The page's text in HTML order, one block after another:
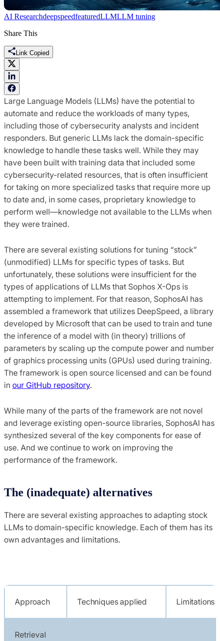
AI ResearchdeepspeedfeaturedLLMLLM tuning
Share This
Link Copied
Large Language Models (LLMs) have the potential to
automate and reduce the workloads of many types,
including those of cybersecurity analysts and incident
responders. But generic LLMs lack the domain-specific
knowledge to handle these tasks well. While they may
have been built with training data that included some
cybersecurity-related resources, that is often insufficient
for taking on more specialized tasks that require more up
to date and, in some cases, proprietary knowledge to
perform well—knowledge not available to the LLMs when
they were trained.
There are several existing solutions for tuning “stock”
(unmodified) LLMs for specific types of tasks. But
unfortunately, these solutions were insufficient for the
types of applications of LLMs that Sophos X-Ops is
attempting to implement. For that reason, SophosAI has
assembled a framework that utilizes DeepSpeed, a library
developed by Microsoft that can be used to train and tune
the inference of a model with (in theory) trillions of
parameters by scaling up the compute power and number
of graphics processing units (GPUs) used during training.
The framework is open source licensed and can be found
in our GitHub repository.
While many of the parts of the framework are not novel
and leverage existing open-source libraries, SophosAI has
synthesized several of the key components for ease of
use. And we continue to work on improving the
performance of the framework.
The (inadequate) alternatives
There are several existing approaches to adapting stock
LLMs to domain-specific knowledge. Each of them has its
own advantages and limitations.
Approach Techniques applied Limitations
Retrieval